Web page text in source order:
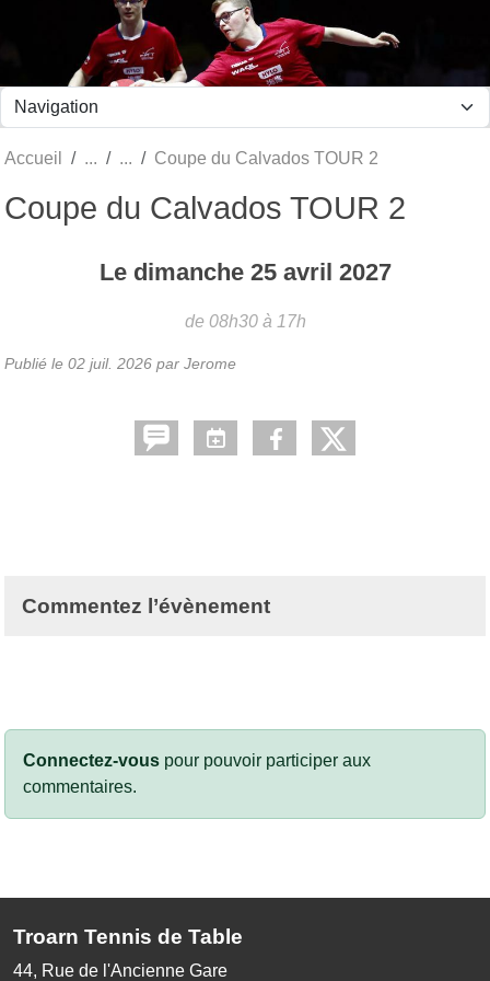
Accueil Coupe du Calvados TOUR 2
Coupe du Calvados TOUR 2
Le dimanche 25 avril 2027
de 08h30 à 17h
Publié le 02 juil. 2026 par Jerome
Commentez l’évènement
Connectez-vous pour pouvoir participer aux
commentaires.
Troarn Tennis de Table
44, Rue de l'Ancienne Gare
Panneau de gestion des cookies